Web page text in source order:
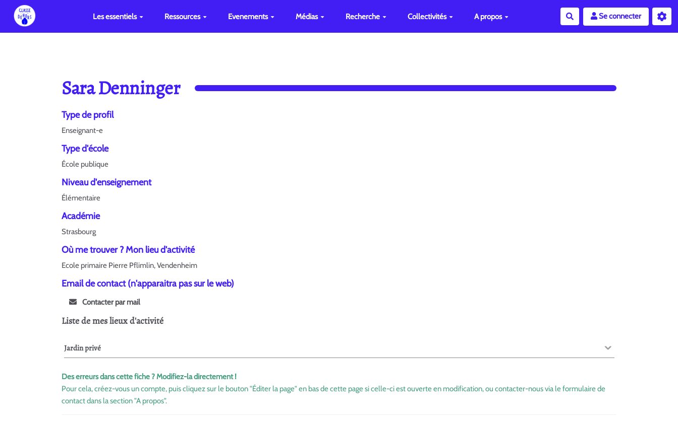
Les essentiels Ressources Evenements Médias Recherche Collectivités A propos RechercherSe connecter
Sara Denninger
Type de profil
Enseignant-e
Type d'école
École publique
Niveau d'enseignement
Élémentaire
Académie
Strasbourg
Où me trouver ? Mon lieu d'activité
Ecole primaire Pierre Pflimlin, Vendenheim
Email de contact (n'apparaitra pas sur le web)
Contacter par mail
Liste de mes lieux d'activité
Jardin privé
Des erreurs dans cette fiche ? Modifiez-la directement !
Pour cela, créez-vous un compte, puis cliquez sur le bouton "Éditer la page" en bas de cette page si celle-ci est ouverte en modification, ou contacter-nous via le formulaire de
contact dans la section "A propos".